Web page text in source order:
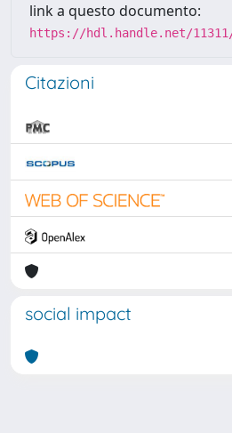
link a questo documento:
https://hdl.handle.net/11311/
Citazioni
social impact